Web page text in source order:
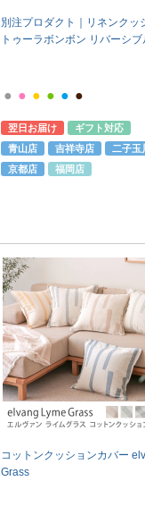
別注プロダクト｜リネンクッ
トゥーラボンボン リバーシ
● ● ● ● ● ●
翌日お届け
ギフト対応
青山店
吉祥寺店
二子玉
京都店
福岡店
コットンクッションカバー
Grass